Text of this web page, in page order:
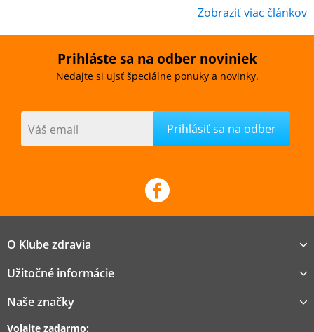
Zobraziť viac článkov
Prihláste sa na odber noviniek
Nedajte si ujsť špeciálne ponuky a novinky.
Váš email
O Klube zdravia
Užitočné informácie
Naše značky
Volajte zadarmo: